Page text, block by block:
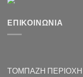
ΕΠΙΚΟΙΝΩΝΊΑ
ΤΟΜΠΑΖΗ ΠΕΡΙΟΧΗ